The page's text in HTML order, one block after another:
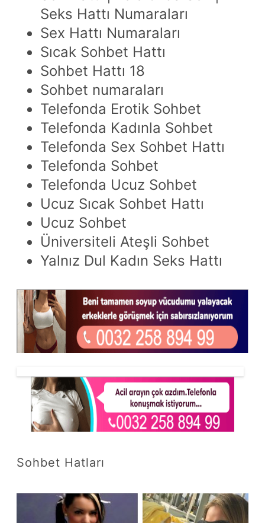
Seks Hattı Numaraları
Sex Hattı Numaraları
Sıcak Sohbet Hattı
Sohbet Hattı 18
Sohbet numaraları
Telefonda Erotik Sohbet
Telefonda Kadınla Sohbet
Telefonda Sex Sohbet Hattı
Telefonda Sohbet
Telefonda Ucuz Sohbet
Ucuz Sıcak Sohbet Hattı
Ucuz Sohbet
Üniversiteli Ateşli Sohbet
Yalnız Dul Kadın Seks Hattı
Sohbet Hatları